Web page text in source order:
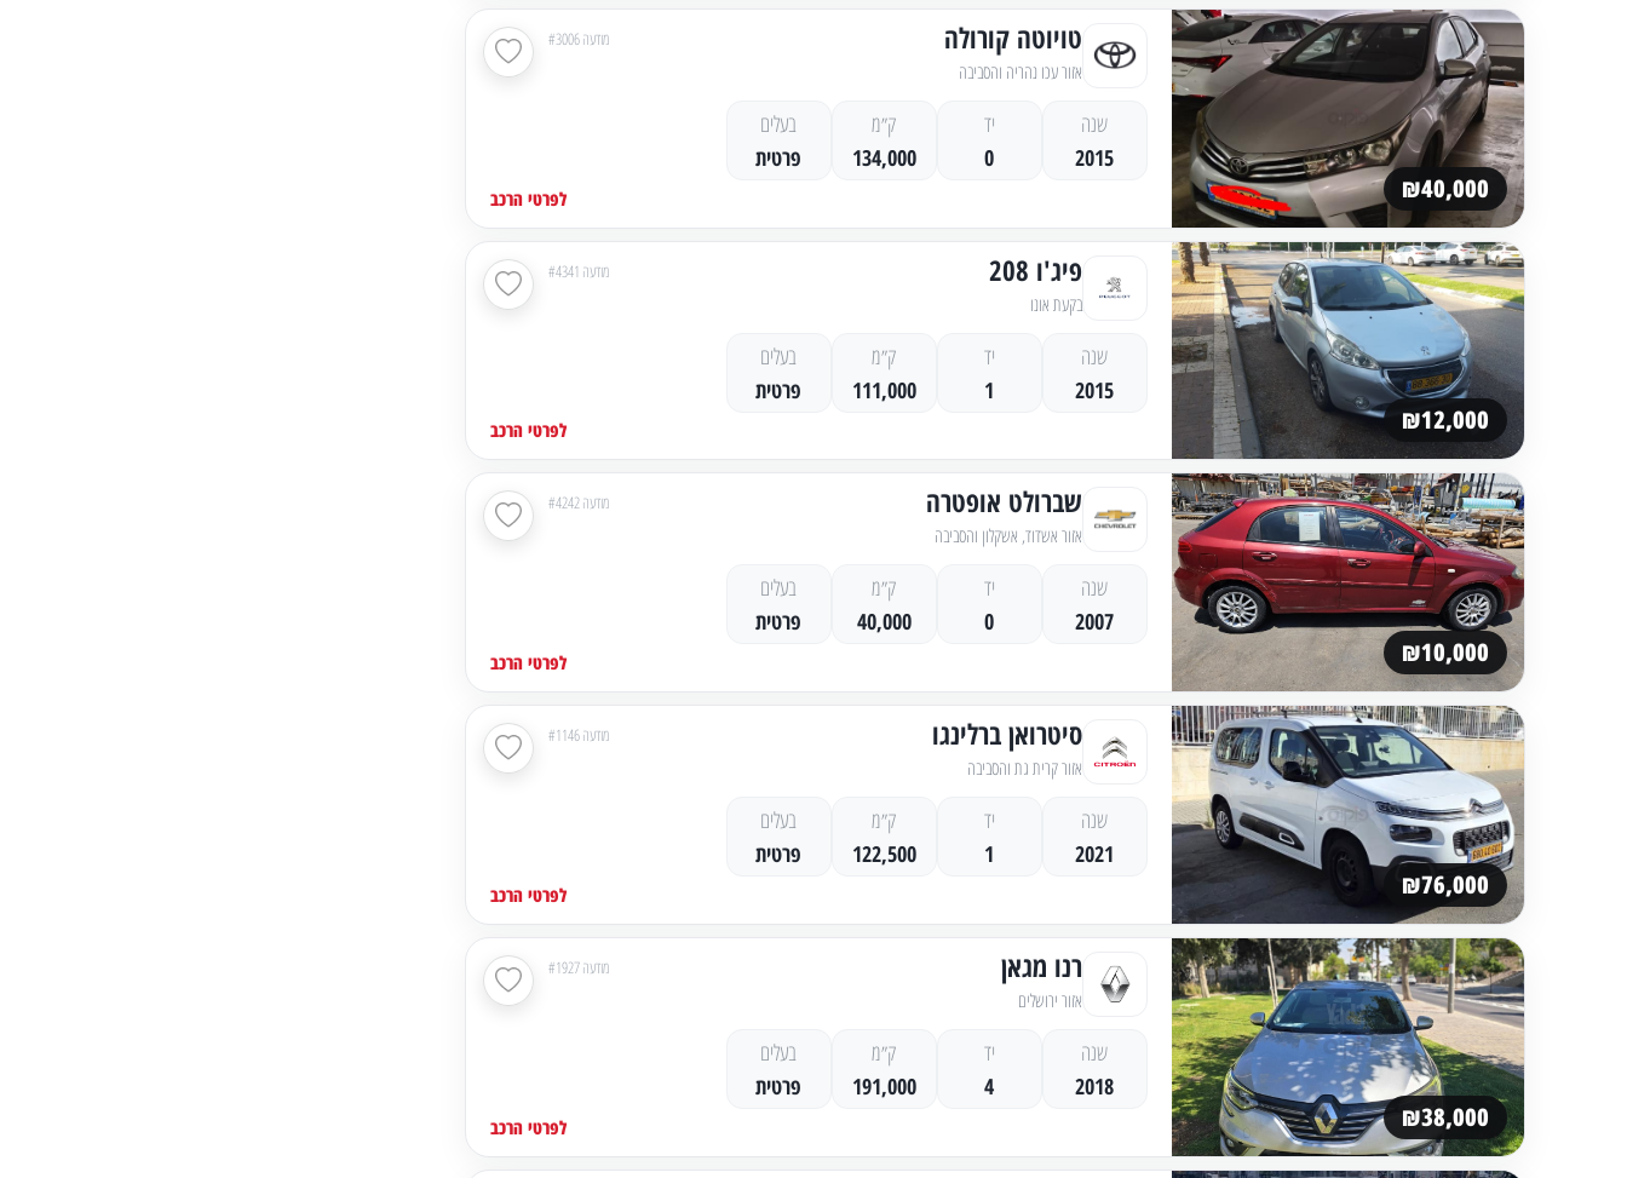
₪40,000
טויוטה קורולה
אזור עכו נהריה והסביבה
מודעה #3006
שנה
2015
יד
0
ק״מ
134,000
בעלים
פרטית
לפרטי הרכב
₪12,000
פיג'ו 208
בקעת אונו
מודעה #4341
שנה
2015
יד
1
ק״מ
111,000
בעלים
פרטית
לפרטי הרכב
₪10,000
שברולט אופטרה
אזור אשדוד, אשקלון והסביבה
מודעה #4242
שנה
2007
יד
0
ק״מ
40,000
בעלים
פרטית
לפרטי הרכב
₪76,000
סיטרואן ברלינגו
אזור קרית גת והסביבה
מודעה #1146
שנה
2021
יד
1
ק״מ
122,500
בעלים
פרטית
לפרטי הרכב
₪38,000
רנו מגאן
אזור ירושלים
מודעה #1927
שנה
2018
יד
4
ק״מ
191,000
בעלים
פרטית
לפרטי הרכב